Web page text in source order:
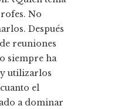
No
Después
reuniones
siempre ha
utilizarlos
el
a dominar